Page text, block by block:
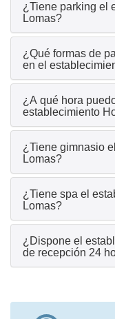
¿Tiene parking el
Lomas?
¿Qué formas de
en el
¿A qué hora
establecimiento
¿Tiene gimnasio
Lomas?
¿Tiene spa el
Lomas?
¿Dispone el
de recepción 24